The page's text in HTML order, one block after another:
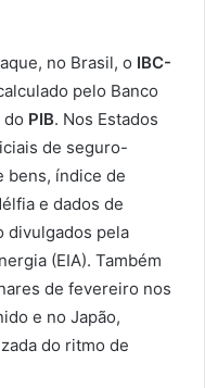
no Brasil, o IBC-
pelo Banco
do PIB. Nos Estados
de seguro-
bens, índice de
e dados de
divulgados pela
(EIA). Também
de fevereiro nos
e no Japão,
do ritmo de